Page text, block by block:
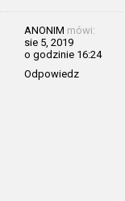
ANONIM mówi:
sie 5, 2019
o godzinie 16:24
Odpowiedz